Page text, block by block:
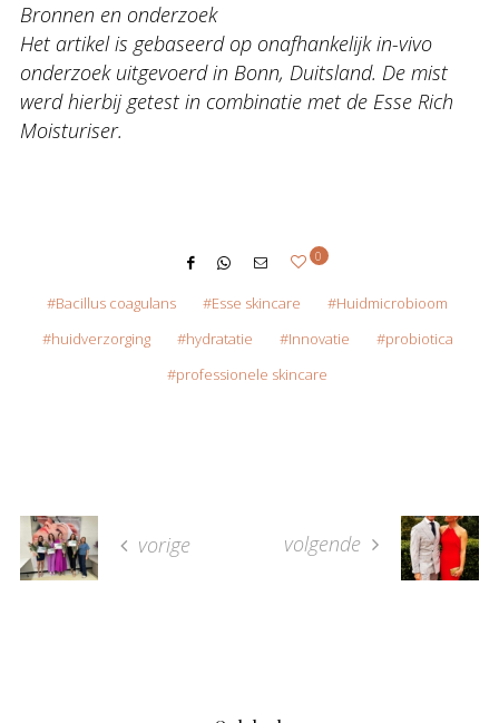
Bronnen en onderzoek
Het artikel is gebaseerd op onafhankelijk in-vivo
onderzoek uitgevoerd in Bonn, Duitsland. De mist
werd hierbij getest in combinatie met de Esse Rich
Moisturiser.
0
Bacillus coagulans Esse skincare
Huidmicrobioom
huidverzorging
hydratatie Innovatie
probiotica
professionele skincare
vorige volgende